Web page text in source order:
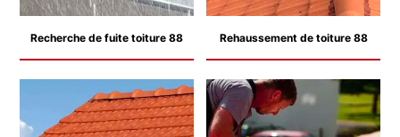
Recherche de fuite toiture 88 Rehaussement de toiture 88